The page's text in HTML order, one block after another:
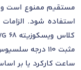
مستقیم ممنوع است و
استفاده شود.